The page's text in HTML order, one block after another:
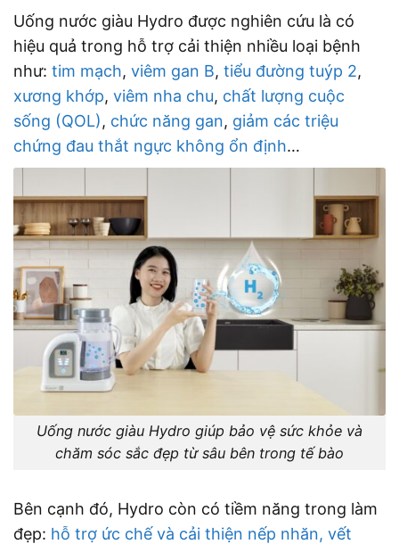
Uống nước giàu Hydro được nghiên cứu là có
hiệu quả trong hỗ trợ cải thiện nhiều loại bệnh
như: tim mạch, viêm gan B, tiểu đường tuýp 2,
xương khớp, viêm nha chu, chất lượng cuộc
sống (QOL), chức năng gan, giảm các triệu
chứng đau thắt ngực không ổn định…
Uống nước giàu Hydro giúp bảo vệ sức khỏe và
chăm sóc sắc đẹp từ sâu bên trong tế bào
Bên cạnh đó, Hydro còn có tiềm năng trong làm
đẹp: hỗ trợ ức chế và cải thiện nếp nhăn, vết